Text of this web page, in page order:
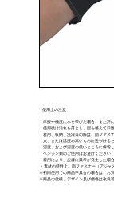
使用上の注意
・摩擦や極度に水を帯びた場合、また汗
・使用後は汚れを落とし、型を整えて日
・着用、収納、洗濯等の際は、面ファス
・火、または温度の高いものに近づける
・湿度、および湿度の低いところに保管
・ベンジン類のご使用はお避けください
・着用により、皮膚に異常が発生した場
・素材の特性上、面ファスナー（アジ
※初回使用での商品不具合の場合は、お
※商品の仕様、デザイン及び価格は改良